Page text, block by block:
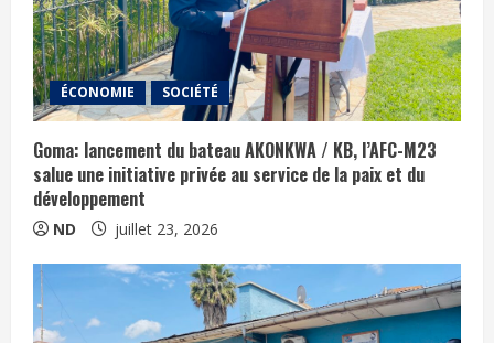
ÉCONOMIE SOCIÉTÉ
Goma: lancement du bateau AKONKWA / KB, l’AFC-M23
salue une initiative privée au service de la paix et du
développement
ND juillet 23, 2026